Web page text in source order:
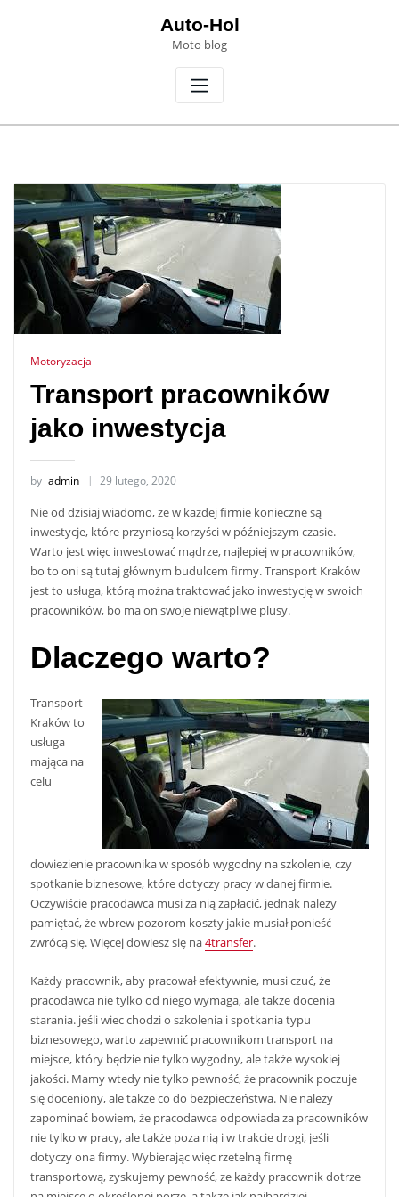
Auto-Hol
Moto blog
Motoryzacja
Transport pracowników
jako inwestycja
by admin 29 lutego, 2020
Nie od dzisiaj wiadomo, że w każdej firmie konieczne są
inwestycje, które przyniosą korzyści w późniejszym czasie.
Warto jest więc inwestować mądrze, najlepiej w pracowników,
bo to oni są tutaj głównym budulcem firmy. Transport Kraków
jest to usługa, którą można traktować jako inwestycję w swoich
pracowników, bo ma on swoje niewątpliwe plusy.
Dlaczego warto?
Transport
Kraków to
usługa
mająca na
celu
dowiezienie pracownika w sposób wygodny na szkolenie, czy
spotkanie biznesowe, które dotyczy pracy w danej firmie.
Oczywiście pracodawca musi za nią zapłacić, jednak należy
pamiętać, że wbrew pozorom koszty jakie musiał ponieść
zwrócą się. Więcej dowiesz się na4transfer.
Każdy pracownik, aby pracował efektywnie, musi czuć, że
pracodawca nie tylko od niego wymaga, ale także docenia
starania. jeśli wiec chodzi o szkolenia i spotkania typu
biznesowego, warto zapewnić pracownikom transport na
miejsce, który będzie nie tylko wygodny, ale także wysokiej
jakości. Mamy wtedy nie tylko pewność, że pracownik poczuje
się doceniony, ale także co do bezpieczeństwa. Nie należy
zapominać bowiem, że pracodawca odpowiada za pracowników
nie tylko w pracy, ale także poza nią i w trakcie drogi, jeśli
dotyczy ona firmy. Wybierając więc rzetelną firmę
transportową, zyskujemy pewność, ze każdy pracownik dotrze